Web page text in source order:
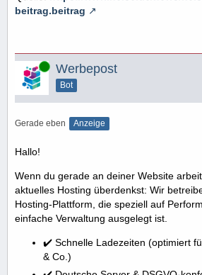
beitrag.beitrag
Online Werbepost
Bot
Gerade eben Anzeige
Hallo!
Wenn du gerade an deiner Website
aktuelles Hosting überdenkst: Wir
Hosting-Plattform, die speziell auf
einfache Verwaltung ausgelegt ist.
✔️ Schnelle Ladezeiten (optimiert
& Co.)